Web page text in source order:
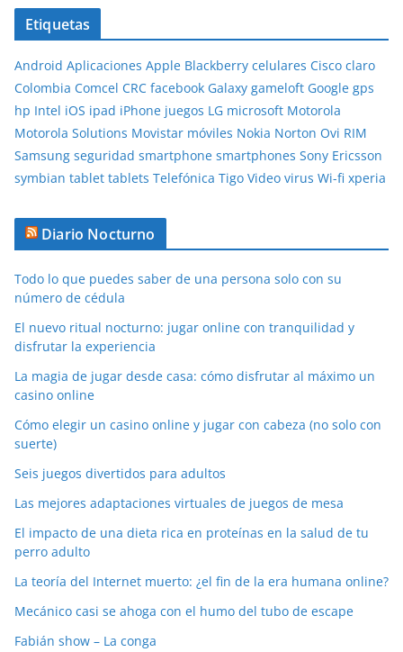
Etiquetas
Android Aplicaciones Apple Blackberry celulares Cisco claro
Colombia Comcel CRC facebook Galaxy gameloft Google gps
hp Intel iOS ipad iPhone juegos LG microsoft Motorola
Motorola Solutions Movistar móviles Nokia Norton Ovi RIM
Samsung seguridad smartphone smartphones Sony Ericsson
symbian tablet tablets Telefónica Tigo Video virus Wi-fi xperia
Diario Nocturno
Todo lo que puedes saber de una persona solo con su
número de cédula
El nuevo ritual nocturno: jugar online con tranquilidad y
disfrutar la experiencia
La magia de jugar desde casa: cómo disfrutar al máximo un
casino online
Cómo elegir un casino online y jugar con cabeza (no solo con
suerte)
Seis juegos divertidos para adultos
Las mejores adaptaciones virtuales de juegos de mesa
El impacto de una dieta rica en proteínas en la salud de tu
perro adulto
La teoría del Internet muerto: ¿el fin de la era humana online?
Mecánico casi se ahoga con el humo del tubo de escape
Fabián show – La conga